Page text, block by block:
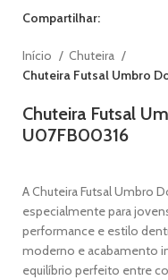
Compartilhar:
Início
Chuteira
Chuteira Futsal Umbro
Chuteira Futsal
U07FB00316
A Chuteira Futsal Umbro
especialmente para
performance e estilo
moderno e acabamento
equilíbrio perfeito entre